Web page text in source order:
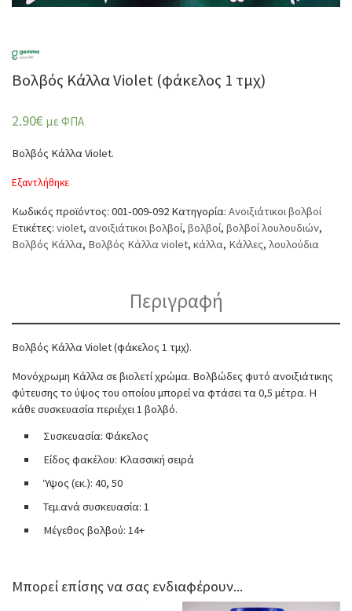
Βολβός Κάλλα Violet (φάκελος 1 τμχ)
2.90€ με ΦΠΑ
Βολβός Κάλλα Violet.
Εξαντλήθηκε
Κωδικός προϊόντος: 001-009-092 Κατηγορία: Ανοιξιάτικοι βολβοί
Ετικέτες: violet, ανοιξιάτικοι βολβοί, βολβοί, βολβοί λουλουδιών,
Βολβός Κάλλα, Βολβός Κάλλα violet, κάλλα, Κάλλες, λουλούδια
Περιγραφή
Βολβός Κάλλα Violet (φάκελος 1 τμχ).
Μονόχρωμη Κάλλα σε βιολετί χρώμα. Βολβώδες φυτό ανοιξιάτικης
φύτευσης το ύψος του οποίου μπορεί να φτάσει τα 0,5 μέτρα. Η
κάθε συσκευασία περιέχει 1 βολβό.
Συσκευασία: Φάκελος
Είδος φακέλου: Κλασσική σειρά
Ύψος (εκ.): 40, 50
Τεμ.ανά συσκευασία: 1
Μέγεθος βολβού: 14+
Μπορεί επίσης να σας ενδιαφέρουν...